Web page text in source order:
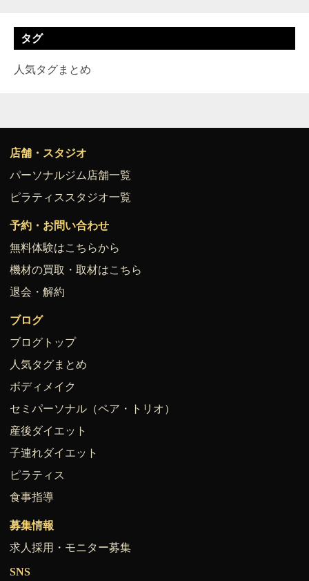
タグ
人気タグまとめ
店舗・スタジオ
パーソナルジム店舗一覧
ピラティススタジオ一覧
予約・お問い合わせ
無料体験はこちらから
機材の買取・取材はこちら
退会・解約
ブログ
ブログトップ
人気タグまとめ
ボディメイク
セミパーソナル（ペア・トリオ）
産後ダイエット
子連れダイエット
ピラティス
食事指導
募集情報
求人採用・モニター募集
SNS